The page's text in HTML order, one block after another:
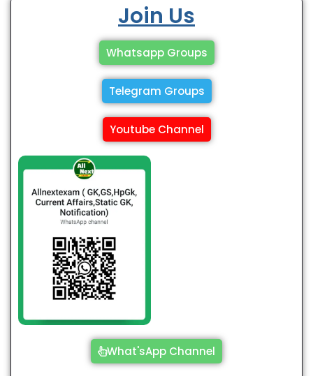
Join Us
Whatsapp Groups
Telegram Groups
Youtube Channel
What'sApp Channel